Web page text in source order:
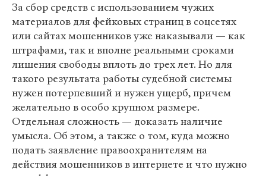
За сбор средств с использованием чужих
материалов для фейковых страниц в соцсетях
или сайтах мошенников уже наказывали — как
штрафами, так и вполне реальными сроками
лишения свободы вплоть до трех лет. Но для
такого результата работы судебной системы
нужен потерпевший и нужен ущерб, причем
желательно в особо крупном размере.
Отдельная сложность — доказать наличие
умысла. Об этом, а также о том, куда можно
подать заявление правоохранителям на
действия мошенников в интернете и что нужно